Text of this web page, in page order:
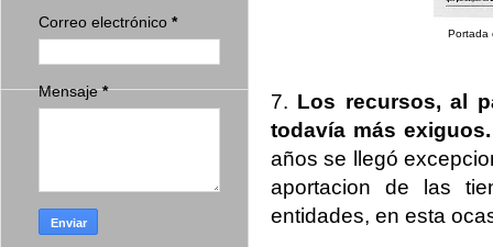
Portada
7. Los recursos, al
todavía más exiguos.
años se llegó
aportacion de las
entidades, en esta
Correo electrónico *
Mensaje*